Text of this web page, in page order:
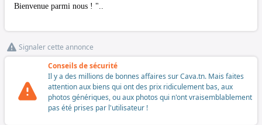
Bienvenue parmi nous ! "..
Signaler cette annonce
Conseils de sécurité
Il y a des millions de bonnes affaires sur Cava.tn. Mais faites
attention aux biens qui ont des prix ridiculement bas, aux
photos génériques, ou aux photos qui n'ont vraisemblablement
pas été prises par l'utilisateur !